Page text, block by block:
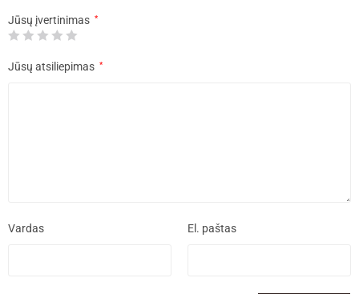
Jūsų įvertinimas *
Jūsų atsiliepimas *
Vardas El. paštas